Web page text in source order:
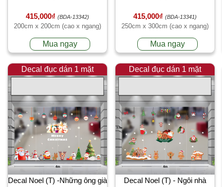
415,000₫ (BDA-13342)
200cm x 200cm (cao x ngang)
Mua ngay
415,000₫ (BDA-13341)
250cm x 300cm (cao x ngang)
Mua ngay
Decal đục dán 1 mặt
Decal Noel (T) -Những ông già
Decal đục dán 1 mặt
Decal Noel (T) - Ngôi nhà